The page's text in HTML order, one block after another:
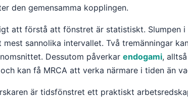
den gemensamma kopplingen.
att förstå att fönstret är statistiskt. Slumpen
mest sannolika intervallet. Två tremänningar
Dessutom påverkar endogami,
kan få MRCA att verka närmare i tiden än
är tidsfönstret ett praktiskt